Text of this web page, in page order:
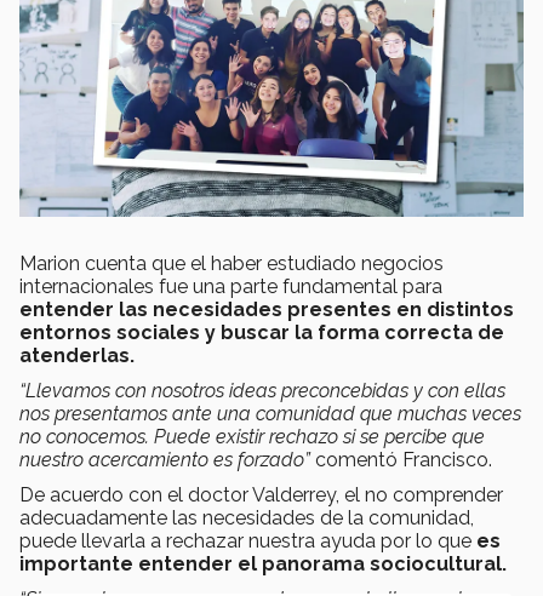
Marion cuenta que el haber estudiado negocios
internacionales fue una parte fundamental para
entender las necesidades presentes en distintos
entornos sociales y buscar la forma correcta de
atenderlas.
“Llevamos con nosotros ideas preconcebidas y con ellas
nos presentamos ante una comunidad que muchas veces
no conocemos. Puede existir rechazo si se percibe que
nuestro acercamiento es forzado”comentó Francisco.
De acuerdo con el doctor Valderrey, el no comprender
adecuadamente las necesidades de la comunidad,
puede llevarla a rechazar nuestra ayuda por lo que es
importante entender el panorama sociocultural.